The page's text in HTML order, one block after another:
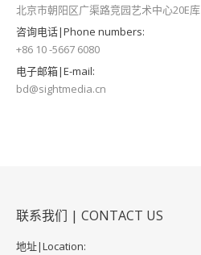
北京市朝阳区广渠路竞园艺术中心20E库
咨询电话|Phone numbers:
+86 10 -5667 6080
电子邮箱|E-mail:
bd@sightmedia.cn
联系我们 | CONTACT US
地址|Location: